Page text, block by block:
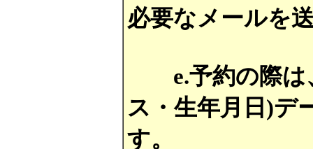
必要なメールを
e.予約の際は
ス・生年月日)デ
す。